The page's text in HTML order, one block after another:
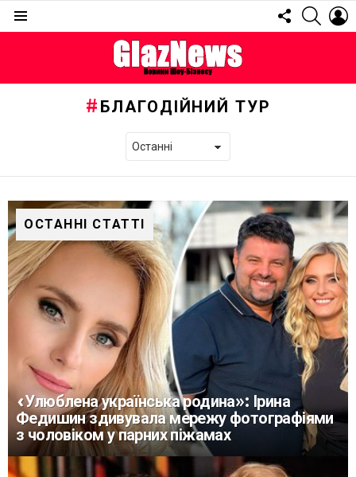
FOLLOW
US
БЛАГОДІЙНИЙ ТУР
ОСТАННІ СТАТТІ
«Улюблена українська родина»: Ірина
Федишин здивувала мережу фотографіями
з чоловіком у парних піжамах